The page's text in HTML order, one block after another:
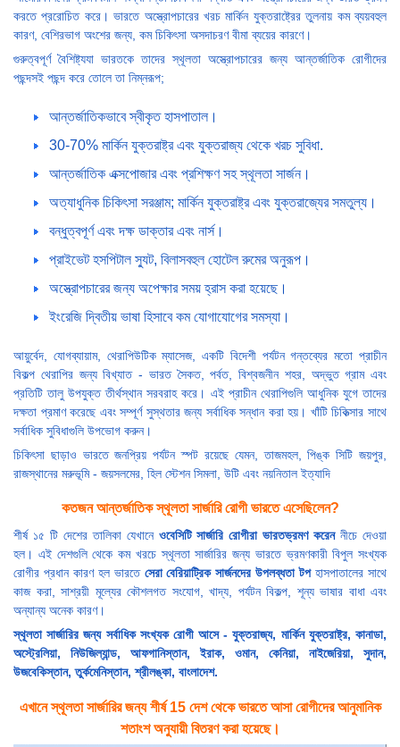
করতে প্ররোচিত করে। ভারতে অস্ত্রোপচারের খরচ মার্কিন যুক্তরাষ্ট্রের তুলনায় কম ব্যয়বহুল
কারণ, বেশিরভাগ অংশের জন্য, কম চিকিৎসা অসদাচরণ বীমা ব্যয়ের কারণে।
গুরুত্বপূর্ণ বৈশিষ্ট্যযা ভারতকে তাদের স্থূলতা অস্ত্রোপচারের জন্য আন্তর্জাতিক রোগীদের
পছন্দসই পছন্দ করে তোলে তা নিম্নরূপ;
আন্তর্জাতিকভাবে স্বীকৃত হাসপাতাল।
30-70% মার্কিন যুক্তরাষ্ট্র এবং যুক্তরাজ্য থেকে খরচ সুবিধা.
আন্তর্জাতিক এক্সপোজার এবং প্রশিক্ষণ সহ স্থূলতা সার্জন।
অত্যাধুনিক চিকিৎসা সরঞ্জাম; মার্কিন যুক্তরাষ্ট্র এবং যুক্তরাজ্যের সমতুল্য।
বন্ধুত্বপূর্ণ এবং দক্ষ ডাক্তার এবং নার্স।
প্রাইভেট হসপিটাল স্যুট, বিলাসবহুল হোটেল রুমের অনুরূপ।
অস্ত্রোপচারের জন্য অপেক্ষার সময় হ্রাস করা হয়েছে।
ইংরেজি দ্বিতীয় ভাষা হিসাবে কম যোগাযোগের সমস্যা।
আয়ুর্বেদ, যোগব্যায়াম, থেরাপিউটিক ম্যাসেজ, একটি বিদেশী পর্যটন গন্তব্যের মতো প্রাচীন
বিকল্প থেরাপির জন্য বিখ্যাত - ভারত সৈকত, পর্বত, বিশ্বজনীন শহর, অদ্ভুত গ্রাম এবং
প্রতিটি তালু উপযুক্ত তীর্থস্থান সরবরাহ করে। এই প্রাচীন থেরাপিগুলি আধুনিক যুগে তাদের
দক্ষতা প্রমাণ করেছে এবং সম্পূর্ণ সুস্থতার জন্য সর্বাধিক সন্ধান করা হয়। খাঁটি চিকিত্সার সাথে
সর্বাধিক সুবিধাগুলি উপভোগ করুন।
চিকিৎসা ছাড়াও ভারতে জনপ্রিয় পর্যটন স্পট রয়েছে যেমন, তাজমহল, পিঙ্ক সিটি জয়পুর,
রাজস্থানের মরুভূমি - জয়সলমের, হিল স্টেশন সিমলা, উটি এবং নয়নিতাল ইত্যাদি
কতজন আন্তর্জাতিক স্থূলতা সার্জারি রোগী ভারতে এসেছিলেন?
শীর্ষ ১৫ টি দেশের তালিকা যেখানে ওবেসিটি সার্জারি রোগীরা ভারতভ্রমণ করেননীচে দেওয়া
হল। এই দেশগুলি থেকে কম খরচে স্থূলতা সার্জারির জন্য ভারতে ভ্রমণকারী বিপুল সংখ্যক
রোগীর প্রধান কারণ হল ভারতে সেরা বেরিয়াট্রিক সার্জনদের উপলব্ধতা টপহাসপাতালের সাথে
কাজ করা, সাশ্রয়ী মূল্যের কৌশলগত সংযোগ, খাদ্য, পর্যটন বিকল্প, শূন্য ভাষার বাধা এবং
অন্যান্য অনেক কারণ।
স্থূলতা সার্জারির জন্য সর্বাধিক সংখ্যক রোগী আসে - যুক্তরাজ্য, মার্কিন যুক্তরাষ্ট্র, কানাডা,
অস্ট্রেলিয়া, নিউজিল্যান্ড, আফগানিস্তান, ইরাক, ওমান, কেনিয়া, নাইজেরিয়া, সুদান,
উজবেকিস্তান, তুর্কমেনিস্তান, শ্রীলঙ্কা, বাংলাদেশ.
এখানে স্থূলতা সার্জারির জন্য শীর্ষ 15 দেশ থেকে ভারতে আসা রোগীদের আনুমানিক
শতাংশ অনুযায়ী বিতরণ করা হয়েছে।